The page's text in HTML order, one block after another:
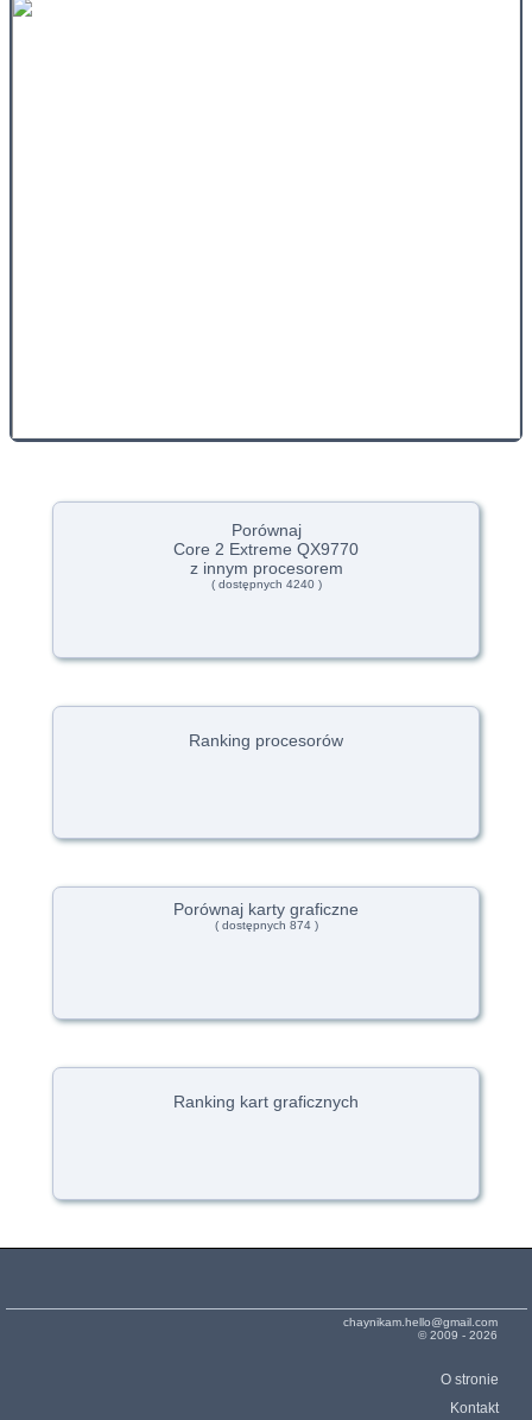
Porównaj
Core 2 Extreme QX9770
z innym procesorem
( dostępnych 4240 )
Ranking procesorów
Porównaj karty graficzne
( dostępnych 874 )
Ranking kart graficznych
chaynikam.hello@gmail.com
© 2009 - 2026
O stronie
Kontakt